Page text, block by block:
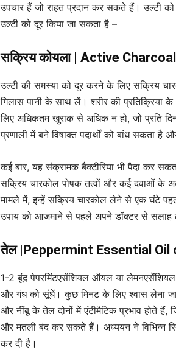
उपचार हैं जो राहत प्रदान कर सकते हैं। उल्टी
उल्टी को दूर किया जा सकता है –
सक्रिय कोयला | Active Charcoal
उल्टी की समस्या को दूर करने के लिए सक्रिय
गिलास पानी के साथ लें। शरीर की
लिए अधिकतम खुराक से अधिक न हो, जो प्रति
प्रणाली में बने विषाक्त पदार्थों को बांध सकता है
कई बार, यह संक्रामक बैक्टीरिया भी पैदा कर
सक्रिय चारकोल पोषक तत्वों और कई दवाओं के
मामले में, इन्हें सक्रिय चारकोल लेने से एक घंटे
उपाय को आजमाने से पहले अपने डॉक्टर से सलाह
तेल |Peppermint Essential Oil
1-2 बूंद पेपरमिंटएसेंशियल ऑयल या
और गंध को सूंघें। कुछ मिनट के लिए श्वास लेना
और नींबू के तेल दोनों में एंटीमैटिक प्रभाव होते
और मतली बंद कर सकते हैं। अध्ययन ने विभिन्न
कर दी है।